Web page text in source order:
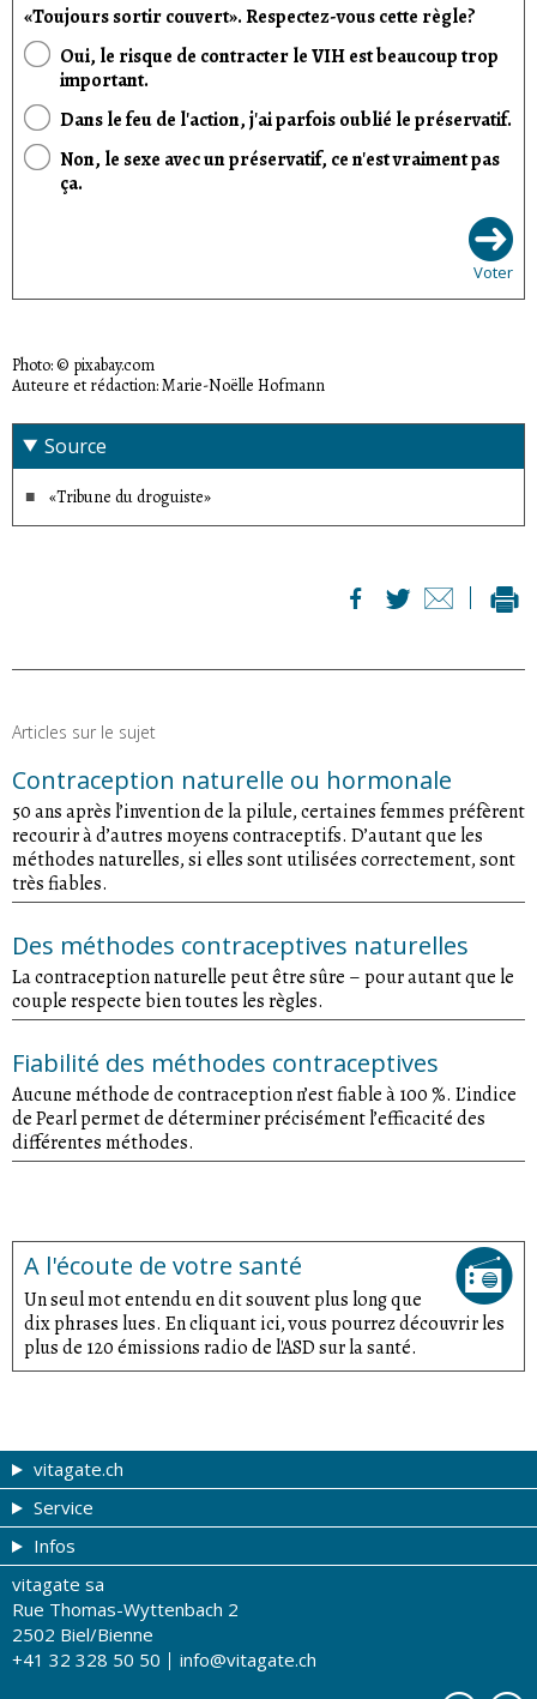
«Toujours sortir couvert». Respectez-vous cette règle?
Oui, le risque de contracter le VIH est beaucoup trop
important.
Dans le feu de l'action, j'ai parfois oublié le préservatif.
Non, le sexe avec un préservatif, ce n'est vraiment pas
ça.
Voter
Photo: © pixabay.com
Auteure et rédaction: Marie-Noëlle Hofmann
Source
«Tribune du droguiste»
Articles sur le sujet
Contraception naturelle ou hormonale
50 ans après l’invention de la pilule, certaines femmes préfèrent
recourir à d’autres moyens contraceptifs. D’autant que les
méthodes naturelles, si elles sont utilisées correctement, sont
très fiables.
Des méthodes contraceptives naturelles
La contraception naturelle peut être sûre – pour autant que le
couple respecte bien toutes les règles.
Fiabilité des méthodes contraceptives
Aucune méthode de contraception n’est fiable à 100 %. L’indice
de Pearl permet de déterminer précisément l’efficacité des
différentes méthodes.
A l'écoute de votre santé
Un seul mot entendu en dit souvent plus long que
dix phrases lues. En cliquant ici, vous pourrez découvrir les
plus de 120 émissions radio de l'ASD sur la santé.
vitagate.ch
Forme et beauté
Thèmes de A à Z
Thérapies
La santé sur les ondes
Tests de santé
Service
Coupons
Tribune du droguiste
Recherche de drogueries
Drogueries partenaires
Infos
Impressum
Conditions d'utilisation
A notre sujet
vitagate sa
Rue Thomas-Wyttenbach 2
2502 Biel/Bienne
+41 32 328 50 50
info@vitagate.ch